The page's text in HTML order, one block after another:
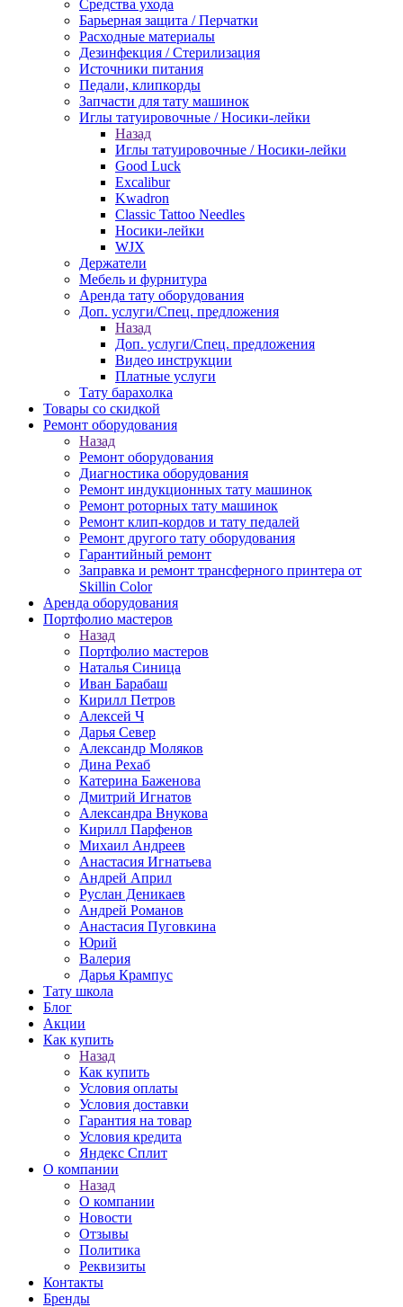
Средства ухода
Барьерная защита / Перчатки
Расходные материалы
Дезинфекция / Стерилизация
Источники питания
Педали, клипкорды
Запчасти для тату машинок
Иглы татуировочные / Носики-лейки
Назад
Иглы татуировочные / Носики-лейки
Good Luck
Excalibur
Kwadron
Classic Tattoo Needles
Носики-лейки
WJX
Держатели
Мебель и фурнитура
Аренда тату оборудования
Доп. услуги/Спец. предложения
Назад
Доп. услуги/Спец. предложения
Видео инструкции
Платные услуги
Тату барахолка
Товары со скидкой
Ремонт оборудования
Назад
Ремонт оборудования
Диагностика оборудования
Ремонт индукционных тату машинок
Ремонт роторных тату машинок
Ремонт клип-кордов и тату педалей
Ремонт другого тату оборудования
Гарантийный ремонт
Заправка и ремонт трансферного принтера от
Skillin Color
Аренда оборудования
Портфолио мастеров
Назад
Портфолио мастеров
Наталья Синица
Иван Барабаш
Кирилл Петров
Алексей Ч
Дарья Север
Александр Моляков
Дина Рехаб
Катерина Баженова
Дмитрий Игнатов
Александра Внукова
Кирилл Парфенов
Михаил Андреев
Анастасия Игнатьева
Андрей Април
Руслан Деникаев
Андрей Романов
Анастасия Пуговкина
Юрий
Валерия
Дарья Крампус
Тату школа
Блог
Акции
Как купить
Назад
Как купить
Условия оплаты
Условия доставки
Гарантия на товар
Условия кредита
Яндекс Сплит
О компании
Назад
О компании
Новости
Отзывы
Политика
Реквизиты
Контакты
Бренды